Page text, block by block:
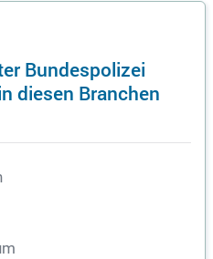
Bundespolizei
diesen Branchen